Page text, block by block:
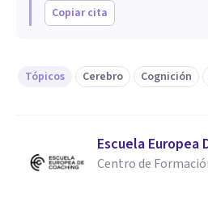
Copiar cita
Tópicos Cerebro Cognición
Escuela Europea
Centro de